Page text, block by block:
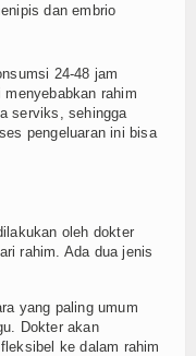
dan embrio
24-48 jam
rahim
serviks, sehingga
pengeluaran ini bisa
oleh dokter
rahim. Ada dua jenis
yang paling umum
Dokter akan
ke dalam rahim